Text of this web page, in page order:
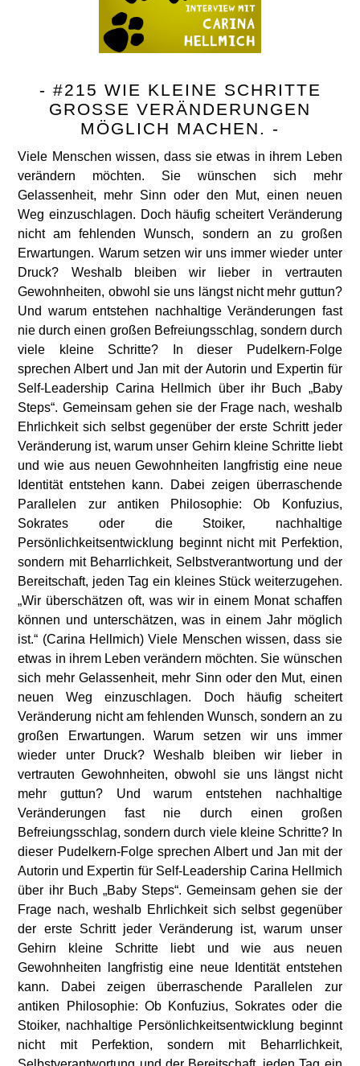
- #215 WIE KLEINE SCHRITTE
GROSSE VERÄNDERUNGEN M
ÖGLICH MACHEN. -
Viele Menschen wissen, dass sie etwas in ihrem Leben
verändern möchten. Sie wünschen sich mehr
Gelassenheit, mehr Sinn oder den Mut, einen neuen
Weg einzuschlagen. Doch häufig scheitert Veränderung
nicht am fehlenden Wunsch, sondern an zu großen
Erwartungen. Warum setzen wir uns immer wieder unter
Druck? Weshalb bleiben wir lieber in vertrauten
Gewohnheiten, obwohl sie uns längst nicht mehr guttun?
Und warum entstehen nachhaltige Veränderungen fast
nie durch einen großen Befreiungsschlag, sondern durch
viele kleine Schritte? In dieser Pudelkern-Folge
sprechen Albert und Jan mit der Autorin und Expertin für
Self-Leadership Carina Hellmich über ihr Buch „Baby
Steps“. Gemeinsam gehen sie der Frage nach, weshalb
Ehrlichkeit sich selbst gegenüber der erste Schritt jeder
Veränderung ist, warum unser Gehirn kleine Schritte liebt
und wie aus neuen Gewohnheiten langfristig eine neue
Identität entstehen kann. Dabei zeigen überraschende
Parallelen zur antiken Philosophie: Ob Konfuzius,
Sokrates oder die Stoiker, nachhaltige
Persönlichkeitsentwicklung beginnt nicht mit Perfektion,
sondern mit Beharrlichkeit, Selbstverantwortung und der
Bereitschaft, jeden Tag ein kleines Stück weiterzugehen.
„Wir überschätzen oft, was wir in einem Monat schaffen
können und unterschätzen, was in einem Jahr möglich
ist.“ (Carina Hellmich) Viele Menschen wissen, dass sie
etwas in ihrem Leben verändern möchten. Sie wünschen
sich mehr Gelassenheit, mehr Sinn oder den Mut, einen
neuen Weg einzuschlagen. Doch häufig scheitert
Veränderung nicht am fehlenden Wunsch, sondern an zu
großen Erwartungen. Warum setzen wir uns immer
wieder unter Druck? Weshalb bleiben wir lieber in
vertrauten Gewohnheiten, obwohl sie uns längst nicht
mehr guttun? Und warum entstehen nachhaltige
Veränderungen fast nie durch einen großen
Befreiungsschlag, sondern durch viele kleine Schritte? In
dieser Pudelkern-Folge sprechen Albert und Jan mit der
Autorin und Expertin für Self-Leadership Carina Hellmich
über ihr Buch „Baby Steps“. Gemeinsam gehen sie der
Frage nach, weshalb Ehrlichkeit sich selbst gegenüber
der erste Schritt jeder Veränderung ist, warum unser
Gehirn kleine Schritte liebt und wie aus neuen
Gewohnheiten langfristig eine neue Identität entstehen
kann. Dabei zeigen überraschende Parallelen zur
antiken Philosophie: Ob Konfuzius, Sokrates oder die
Stoiker, nachhaltige Persönlichkeitsentwicklung beginnt
nicht mit Perfektion, sondern mit Beharrlichkeit,